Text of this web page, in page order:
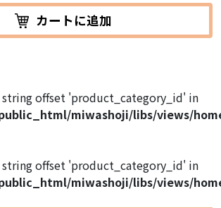
カートに追加
string offset 'product_category_id' in
miwashoji/libs/views/
string offset 'product_category_id' in
miwashoji/libs/views/